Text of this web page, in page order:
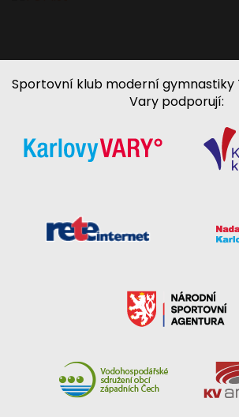
Sportovní klub moderní gymnastiky
Vary podporují: